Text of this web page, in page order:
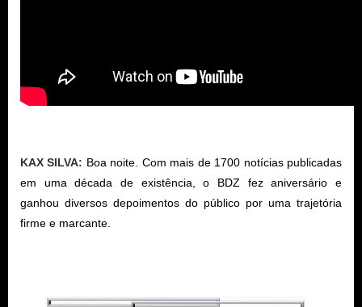
KAX SILVA: Boa noite. Com mais de 1700 notícias publicadas
em uma década de existência, o BDZ fez aniversário e
ganhou diversos depoimentos do público por uma trajetória
firme e marcante.